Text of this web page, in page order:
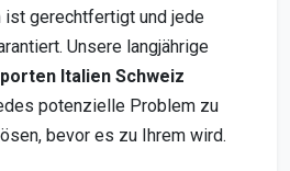
gerechtfertigt und jede
Unsere langjährige
Italien Schweiz
potenzielle Problem zu
bevor es zu Ihrem wird.